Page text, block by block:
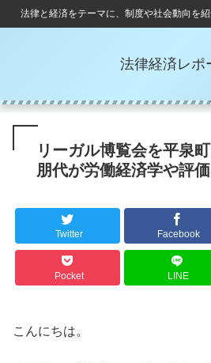
法律と経済をテーマに、制度や社会動向を
法律経済レポ
リーガル博覧会を平泉
朋代が労働経済学や評
Twitter Facebook
Pocket LINE
こんにちは。